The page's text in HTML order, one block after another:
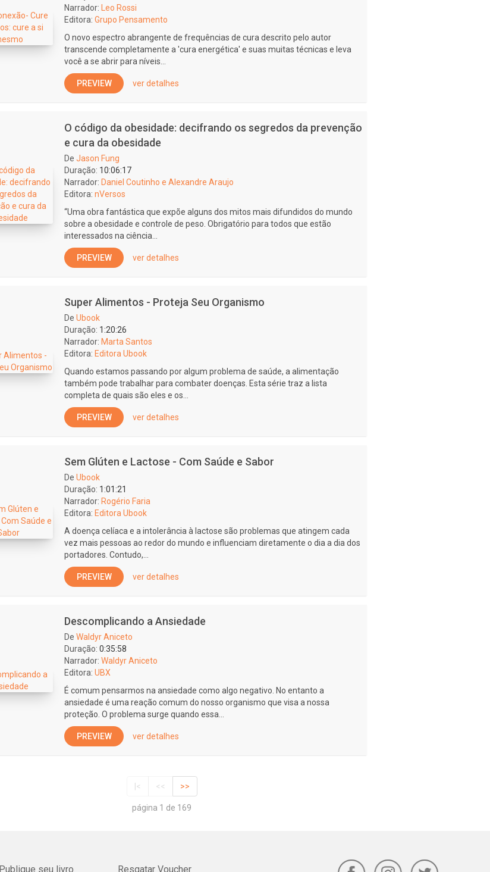
Narrador:
Leo Rossi
Editora: Grupo Pensamento
O novo espectro abrangente de frequências de cura descrito pelo autor
transcende completamente a 'cura energética' e suas muitas técnicas e leva
você a se abrir para níveis...
PREVIEW ver detalhes
O código da obesidade: decifrando os segredos da prevenção
e cura da obesidade
De Jason Fung
Duração: 10:06:17
Narrador: Daniel Coutinho e Alexandre Araujo
Editora: nVersos
“Uma obra fantástica que expõe alguns dos mitos mais difundidos do mundo
sobre a obesidade e controle de peso. Obrigatório para todos que estão
interessados na ciência...
PREVIEW ver detalhes
Super Alimentos - Proteja Seu Organismo
De Ubook
Duração: 1:20:26
Narrador: Marta Santos
Editora: Editora Ubook
Quando estamos passando por algum problema de saúde, a alimentação
também pode trabalhar para combater doenças. Esta série traz a lista
completa de quais são eles e os...
PREVIEW ver detalhes
Sem Glúten e Lactose - Com Saúde e Sabor
De Ubook
Duração: 1:01:21
Narrador: Rogério Faria
Editora: Editora Ubook
A doença celíaca e a intolerância à lactose são problemas que atingem cada
vez mais pessoas ao redor do mundo e influenciam diretamente o dia a dia dos
portadores. Contudo,...
PREVIEW ver detalhes
Descomplicando a Ansiedade
De Waldyr Aniceto
Duração: 0:35:58
Narrador: Waldyr Aniceto
Editora: UBX
É comum pensarmos na ansiedade como algo negativo. No entanto a
ansiedade é uma reação comum do nosso organismo que visa a nossa
proteção. O problema surge quando essa...
PREVIEW ver detalhes
|< << >>
página 1 de 169
Publique seu livro Resgatar Voucher